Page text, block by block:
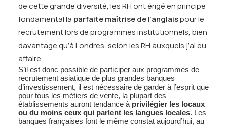
de cette grande diversité, les RH ont érigé en principe
fondamental la parfaite maîtrise de l’anglaispour le
recrutement lors de programmes institutionnels, bien
davantage qu’à Londres, selon les RH auxquels j’ai eu
affaire.
S’il est donc possible de participer aux programmes de
recrutement asiatique de plus grandes banques
d’investissement, il est nécessaire de garder à l’esprit que
pour tous les métiers de vente, la plupart des
établissements auront tendance à privilégier les locaux
ou du moins ceux qui parlent les langues locales. Les
banques françaises font le même constat aujourd’hui, au